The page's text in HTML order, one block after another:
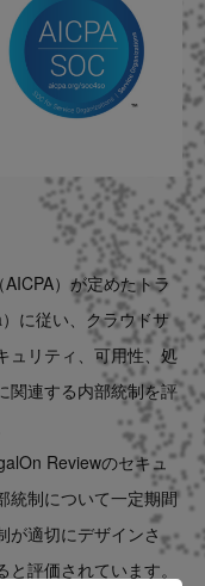
）が定めたトラ
に従い、クラウドサ
ュリティ、可用性、処
関連する内部統制を評
Reviewのセキュ
統制について一定期間
が適切にデザインさ
評価されています。